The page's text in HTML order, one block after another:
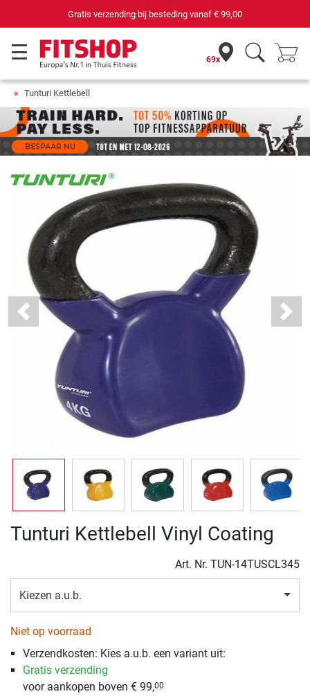
Gratis verzending bij besteding vanaf € 99,00
69x
Tunturi Kettlebell
Previous Next
Tunturi Kettlebell Vinyl Coating
Art. Nr. TUN-14TUSCL345
Kiezen a.u.b.
Niet op voorraad
Verzendkosten: Kies a.u.b. een variant uit:
Gratis verzending
voor aankopen boven € 99,00